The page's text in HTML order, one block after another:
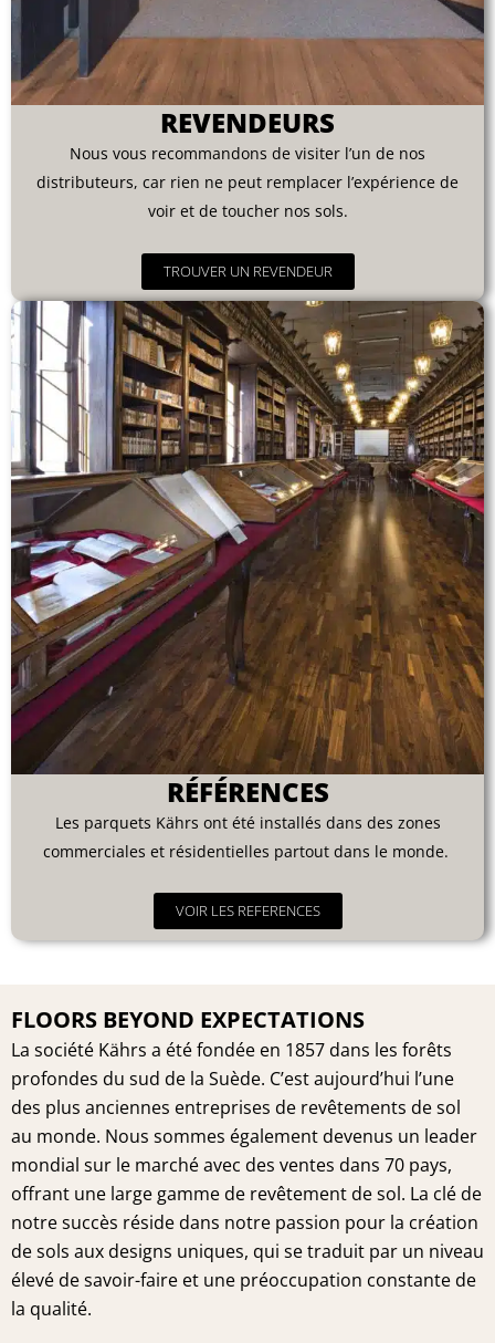
REVENDEURS
Nous vous recommandons de visiter l’un de nos
distributeurs, car rien ne peut remplacer l’expérience de
voir et de toucher nos sols.
TROUVER UN REVENDEUR
RÉFÉRENCES
Les parquets Kährs ont été installés dans des zones
commerciales et résidentielles partout dans le monde.
VOIR LES REFERENCES
FLOORS BEYOND EXPECTATIONS
La société Kährs a été fondée en 1857 dans les forêts
profondes du sud de la Suède. C’est aujourd’hui l’une
des plus anciennes entreprises de revêtements de sol
au monde. Nous sommes également devenus un leader
mondial sur le marché avec des ventes dans 70 pays,
offrant une large gamme de revêtement de sol. La clé de
notre succès réside dans notre passion pour la création
de sols aux designs uniques, qui se traduit par un niveau
élevé de savoir-faire et une préoccupation constante de
la qualité.